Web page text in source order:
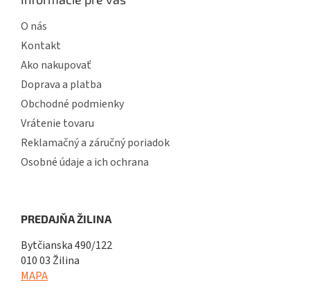
O nás
Kontakt
Ako nakupovať
Doprava a platba
Obchodné podmienky
Vrátenie tovaru
Reklamačný a záručný poriadok
Osobné údaje a ich ochrana
PREDAJŇA ŽILINA
Bytčianska 490/122
010 03 Žilina
MAPA